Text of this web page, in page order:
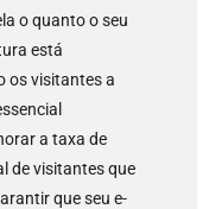
o quanto o seu
está
os visitantes a
a taxa de
de visitantes que
que seu e-